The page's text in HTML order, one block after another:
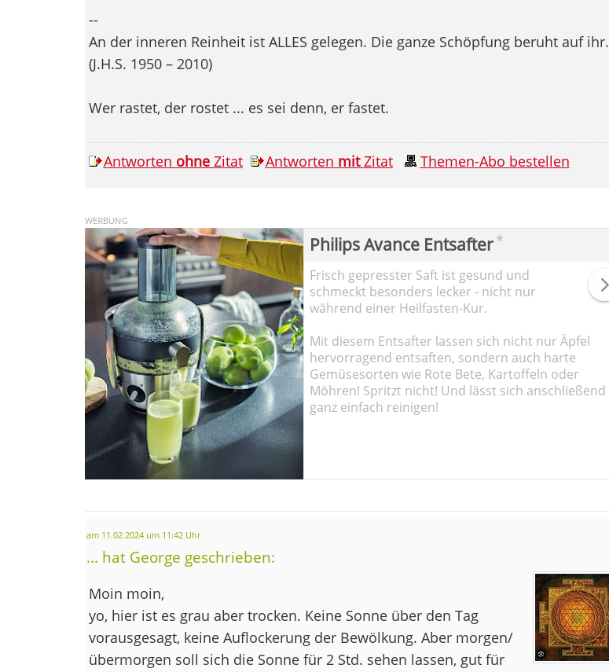
--
An der inneren Reinheit ist ALLES gelegen. Die ganze Schöpfung beruht auf ihr.
(J.H.S. 1950 – 2010)
Wer rastet, der rostet ... es sei denn, er fastet.
Antworten ohneZitat Antworten mitZitat Themen-Abo bestellen
Philips Avance Entsafter*
Frisch gepresster Saft ist gesund und
schmeckt besonders lecker - nicht nur
während einer Heilfasten-Kur.
Mit diesem Entsafter lassen sich nicht nur Äpfel
hervorragend entsaften, sondern auch harte
Gemüsesorten wie Rote Bete, Kartoffeln oder
Möhren! Spritzt nicht! Und lässt sich anschließend
ganz einfach reinigen!
am 11.02.2024 um 11:42 Uhr
... hat George geschrieben:
Moin moin,
yo, hier ist es grau aber trocken. Keine Sonne über den Tag
vorausgesagt, keine Auflockerung der Bewölkung. Aber morgen/
übermorgen soll sich die Sonne für 2 Std. sehen lassen, gut für